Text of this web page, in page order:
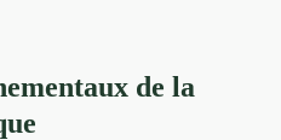
de la